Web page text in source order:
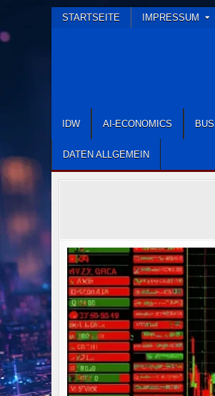
to
content
STARTSEITE IMPRESSUM
IDW AI-ECONOMICS
DATEN ALLGEMEIN